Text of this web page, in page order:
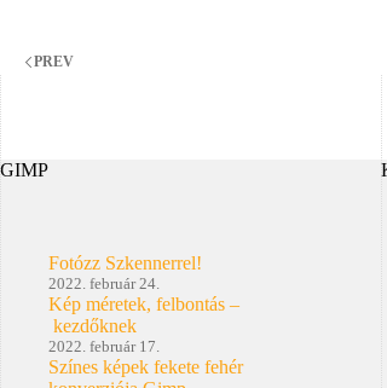
PREV
GIMP
Fotózz Szkennerrel!
2022. február 24.
Kép méretek, felbontás –
kezdőknek
2022. február 17.
Színes képek fekete fehér